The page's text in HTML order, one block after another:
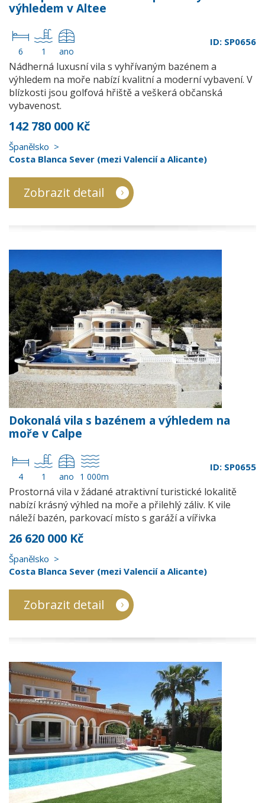
výhledem v Altee
6 1 ano
ID: SP0656
Nádherná luxusní vila s vyhřívaným bazénem a
výhledem na moře nabízí kvalitní a moderní vybavení. V
blízkosti jsou golfová hřiště a veškerá občanská
vybavenost.
142 780 000 Kč
Španělsko
Costa Blanca Sever (mezi Valencií a Alicante)
Zobrazit detail
Dokonalá vila s bazénem a výhledem na
moře v Calpe
4 1 ano 1 000m
ID: SP0655
Prostorná vila v žádané atraktivní turistické lokalitě
nabízí krásný výhled na moře a přilehlý záliv. K vile
náleží bazén, parkovací místo s garáží a vířivka
26 620 000 Kč
Španělsko
Costa Blanca Sever (mezi Valencií a Alicante)
Zobrazit detail